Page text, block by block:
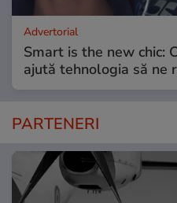
Advertorial
Smart is the new chic:
ajută tehnologia să ne
PARTENERI